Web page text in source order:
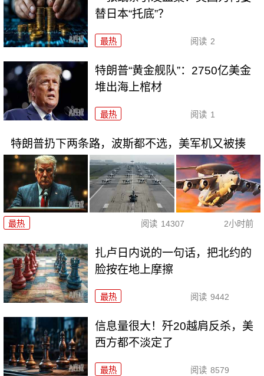
替日本“托底”？
最热 阅读 2
特朗普“黄金舰队”：2750亿美金
堆出海上棺材
最热 阅读 1
特朗普扔下两条路，波斯都不选，美军机又被揍
最热 阅读 14307 2小时前
扎卢日内说的一句话，把北约的
脸按在地上摩擦
最热 阅读 9442
信息量很大！歼20越肩反杀，美
西方都不淡定了
最热 阅读 8579